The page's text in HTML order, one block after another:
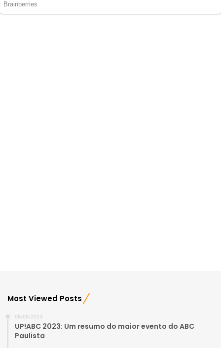
Most Viewed Posts
08/05/2023
UP!ABC 2023: Um resumo do maior evento do ABC
Paulista